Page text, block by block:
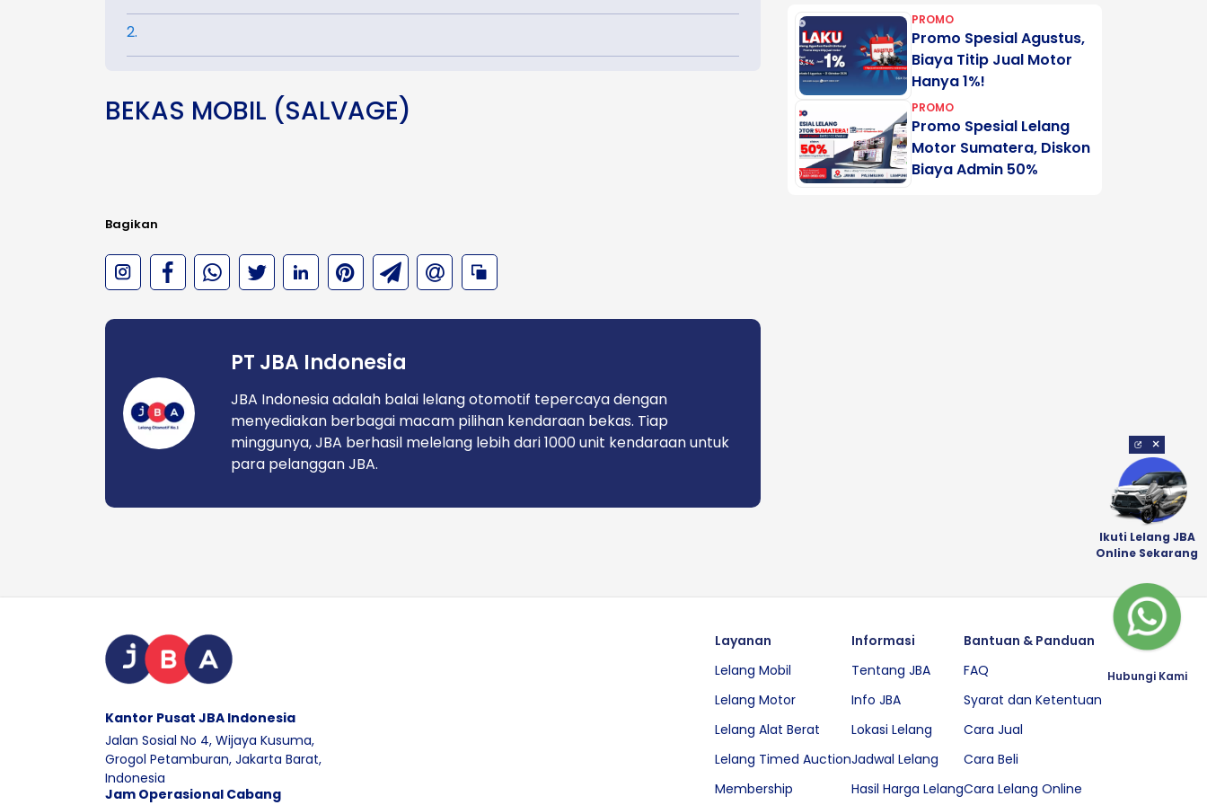
2.
BEKAS MOBIL (SALVAGE)
Bagikan
PT JBA Indonesia
JBA Indonesia adalah balai lelang otomotif tepercaya dengan
menyediakan berbagai macam pilihan kendaraan bekas. Tiap
minggunya, JBA berhasil melelang lebih dari 1000 unit kendaraan untuk
para pelanggan JBA.
PROMO
Promo Spesial Agustus,
Biaya Titip Jual Motor
Hanya 1%!
PROMO
Promo Spesial Lelang
Motor Sumatera, Diskon
Biaya Admin 50%
Kantor Pusat JBA Indonesia
Jalan Sosial No 4, Wijaya Kusuma,
Grogol Petamburan, Jakarta Barat,
Indonesia
Jam Operasional Cabang
Layanan
Lelang Mobil
Lelang Motor
Lelang Alat Berat
Lelang Timed Auction
Membership
Informasi
Tentang JBA
Info JBA
Lokasi Lelang
Jadwal Lelang
Hasil Harga Lelang
Bantuan & Panduan
FAQ
Syarat dan Ketentuan
Cara Jual
Cara Beli
Cara Lelang Online
×
Ikuti Lelang JBA
Online Sekarang
Hubungi Kami